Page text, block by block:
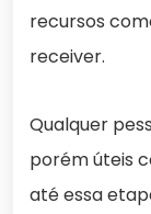
recursos
receiver.
Qualquer
porém úteis
até essa